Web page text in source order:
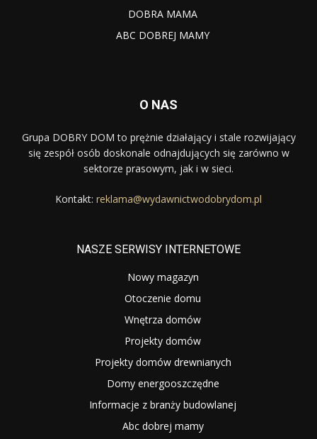
DOBRA MAMA
ABC DOBREJ MAMY
O NAS
Grupa DOBRY DOM to prężnie działający i stale rozwijający
się zespół osób doskonale odnajdujących się zarówno w
sektorze prasowym, jak i w sieci.
Kontakt: reklama@wydawnictwodobrydom.pl
NASZE SERWISY INTERNETOWE
Nowy magazyn
Otoczenie domu
Wnętrza domów
Projekty domów
Projekty domów drewnianych
Domy energooszczędne
Informacje z branży budowlanej
Abc dobrej mamy